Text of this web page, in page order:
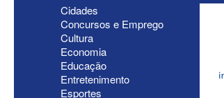
Cidades
Concursos e Emprego
Cultura
Economia
Educação
Entretenimento
Esportes